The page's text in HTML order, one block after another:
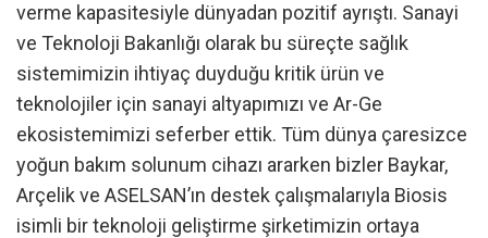
verme kapasitesiyle dünyadan pozitif ayrıştı. Sanayi
ve Teknoloji Bakanlığı olarak bu süreçte sağlık
sistemimizin ihtiyaç duyduğu kritik ürün ve
teknolojiler için sanayi altyapımızı ve Ar-Ge
ekosistemimizi seferber ettik. Tüm dünya çaresizce
yoğun bakım solunum cihazı ararken bizler Baykar,
Arçelik ve ASELSAN’ın destek çalışmalarıyla Biosis
isimli bir teknoloji geliştirme şirketimizin ortaya